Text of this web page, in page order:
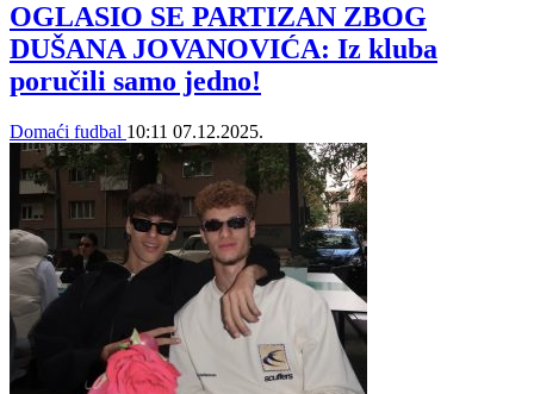
OGLASIO SE PARTIZAN ZBOG
DUŠANA JOVANOVIĆA: Iz kluba
poručili samo jedno!
Domaći fudbal 10:11 07.12.2025.